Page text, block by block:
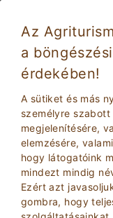
Az
a
érdekében!
A sütiket és más
személyre
megjelenítésére,
elemzésére,
hogy látogatóink
mindezt mindig
Ezért azt
gombra, hogy
Pesaro Urbino,
Instant Booking
KéRDEZZE